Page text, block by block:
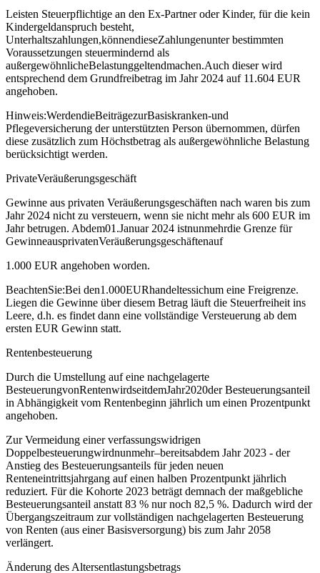
Leisten Steuerpflichtige an den Ex‐Partner oder Kinder, für die kein
Kindergeldanspruch besteht,
Unterhaltszahlungen,könnendieseZahlungenunter bestimmten
Voraussetzungen steuermindernd als
außergewöhnlicheBelastunggeltendmachen.Auch dieser wird
entsprechend dem Grundfreibetrag im Jahr 2024 auf 11.604 EUR
angehoben.
Hinweis:WerdendieBeiträgezurBasiskranken‐und
Pflegeversicherung der unterstützten Person übernommen, dürfen
diese zusätzlich zum Höchstbetrag als außergewöhnliche Belastung
berücksichtigt werden.
PrivateVeräußerungsgeschäft
Gewinne aus privaten Veräußerungsgeschäften nach waren bis zum
Jahr 2024 nicht zu versteuern, wenn sie nicht mehr als 600 EUR im
Jahr betrugen. Abdem01.Januar 2024 istnunmehrdie Grenze für
GewinneausprivatenVeräußerungsgeschäftenauf
1.000 EUR angehoben worden.
BeachtenSie:Bei den1.000EURhandeltessichum eine Freigrenze.
Liegen die Gewinne über diesem Betrag läuft die Steuerfreiheit ins
Leere, d.h. es findet dann eine vollständige Versteuerung ab dem
ersten EUR Gewinn statt.
Rentenbesteuerung
Durch die Umstellung auf eine nachgelagerte
BesteuerungvonRentenwirdseitdemJahr2020der Besteuerungsanteil
in Abhängigkeit vom Rentenbeginn jährlich um einen Prozentpunkt
angehoben.
Zur Vermeidung einer verfassungswidrigen
Doppelbesteuerungwirdnunmehr–bereitsabdem Jahr 2023 ‐ der
Anstieg des Besteuerungsanteils für jeden neuen
Renteneintrittsjahrgang auf einen halben Prozentpunkt jährlich
reduziert. Für die Kohorte 2023 beträgt demnach der maßgebliche
Besteuerungsanteil anstatt 83 % nur noch 82,5 %. Dadurch wird der
Übergangszeitraum zur vollständigen nachgelagerten Besteuerung
von Renten (aus einer Basisversorgung) bis zum Jahr 2058
verlängert.
Änderung des Altersentlastungsbetrags